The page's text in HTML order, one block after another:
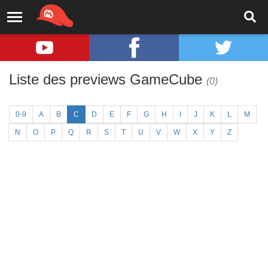
Liste des previews GameCube (0)
0-9 A B C D E F G H J K L M
N O P Q R S T U V W X Y Z